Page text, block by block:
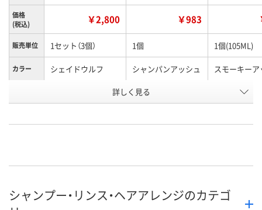
価格
(税込)
￥2,800 ￥983
販売単位 1セット（3個） 1個 1個(105ML)
カラー シェイドウルフ シャンパンアッシュ スモーキー
AWA3678 AWA3626
カゴへ カゴへ カ
詳しく見る
シャンプー・リンス・ヘアアレンジのカテゴ